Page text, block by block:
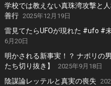
学校では教えない真珠湾攻撃と
善行 2025年12月19日
雷見てたらUFOが現れた #ufo #
6月20日
明かされる新事実！？ ナポリの
たち切り抜き】
2025年9月18日
陰謀論レッテルと真実の喪失